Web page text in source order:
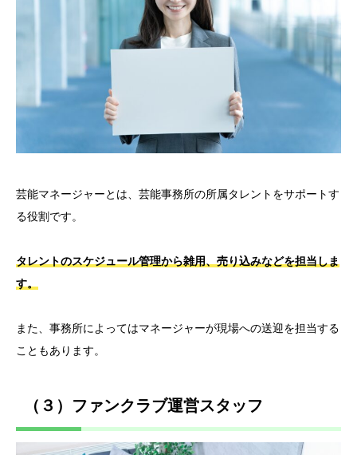
芸能マネージャーとは、芸能事務所の所属タレントをサポートす
る役割です。
タレントのスケジュール管理から雑用、売り込みなどを担当しま
す。
また、事務所によってはマネージャーが現場への送迎を担当する
こともあります。
（３）ファンクラブ運営スタッフ